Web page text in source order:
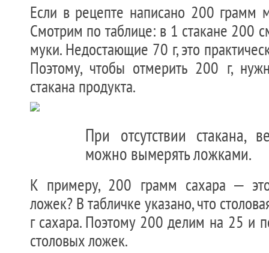
Если в рецепте написано 200 грамм
Смотрим по таблице: в 1 стакане 200
муки. Недостающие 70 г, это
Поэтому, чтобы отмерить 200 г,
стакана продукта.
При отсутствии стакана,
можно вымерять ложками.
К примеру, 200 грамм сахара –
ложек? В табличке указано, что
г сахара. Поэтому 200 делим на 25 и
столовых ложек.